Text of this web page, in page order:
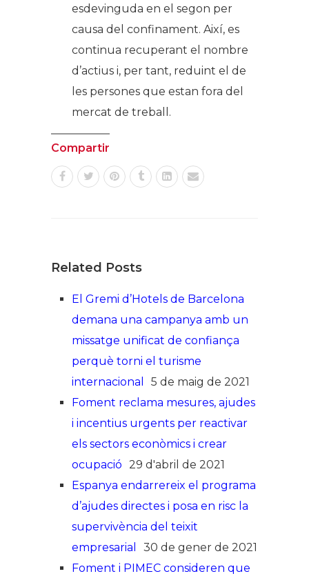
esdevinguda en el segon per
causa del confinament. Així, es
continua recuperant el nombre
d’actius i, per tant, reduint el de
les persones que estan fora del
mercat de treball.
Compartir
Related Posts
El Gremi d’Hotels de Barcelona
demana una campanya amb un
missatge unificat de confiança
perquè torni el turisme
internacional
5 de maig de 2021
Foment reclama mesures, ajudes
i incentius urgents per reactivar
els sectors econòmics i crear
ocupació 29 d'abril de 2021
Espanya endarrereix el programa
d’ajudes directes i posa en risc la
supervivència del teixit
empresarial
30 de gener de 2021
Foment i PIMEC consideren que